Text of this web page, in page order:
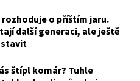
rozhoduje o příštím jaru.
další generaci, ale ještě
štípl komár? Tuhle